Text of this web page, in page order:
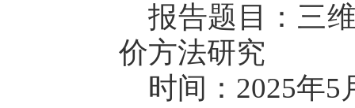
报告题目：三
价方法研究
时间：2025年5